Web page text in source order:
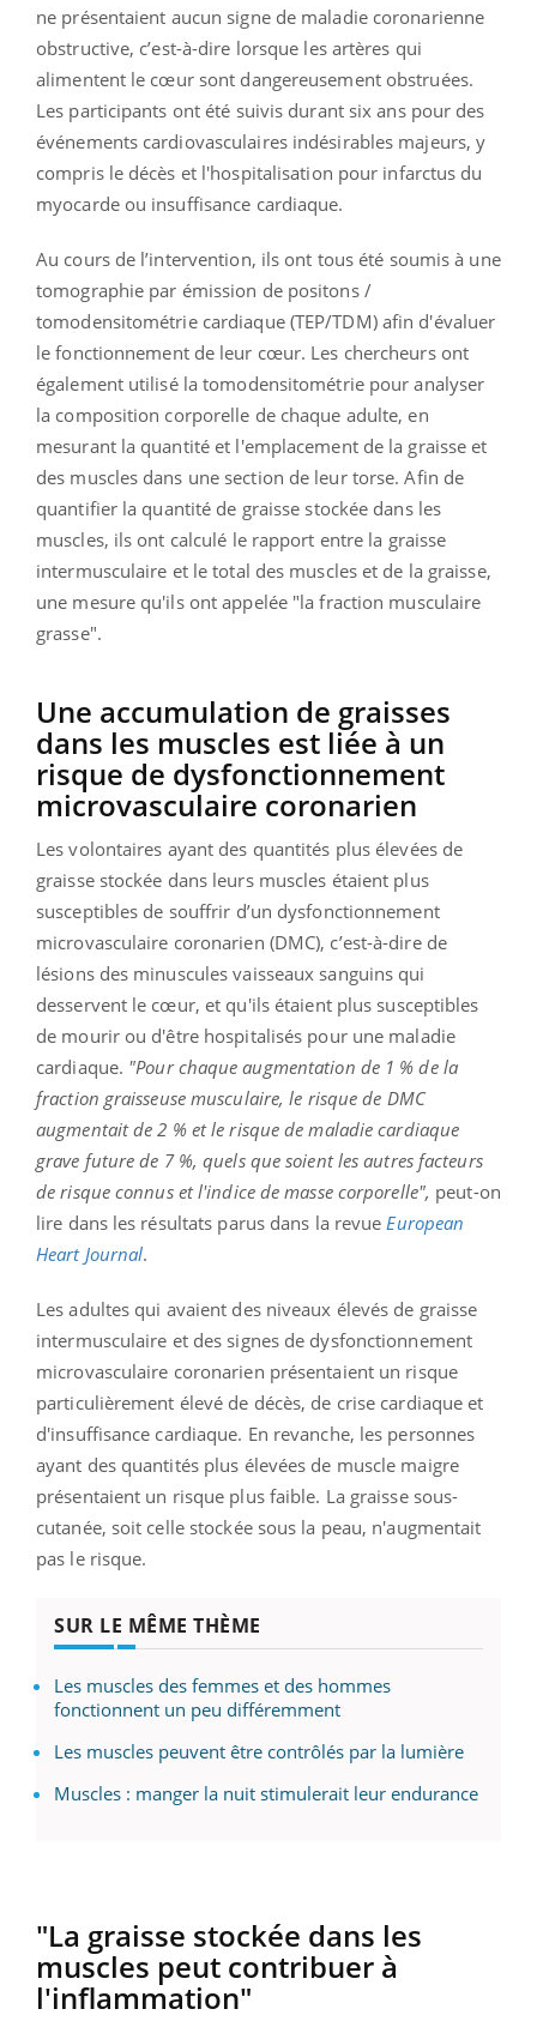
ne présentaient aucun signe de maladie coronarienne
obstructive, c’est-à-dire lorsque les artères qui
alimentent le cœur sont dangereusement obstruées.
Les participants ont été suivis durant six ans pour des
événements cardiovasculaires indésirables majeurs, y
compris le décès et l'hospitalisation pour infarctus du
myocarde ou insuffisance cardiaque.
Au cours de l’intervention, ils ont tous été soumis à une
tomographie par émission de positons /
tomodensitométrie cardiaque (TEP/TDM) afin d'évaluer
le fonctionnement de leur cœur. Les chercheurs ont
également utilisé la tomodensitométrie pour analyser
la composition corporelle de chaque adulte, en
mesurant la quantité et l'emplacement de la graisse et
des muscles dans une section de leur torse. Afin de
quantifier la quantité de graisse stockée dans les
muscles, ils ont calculé le rapport entre la graisse
intermusculaire et le total des muscles et de la graisse,
une mesure qu'ils ont appelée "la fraction musculaire
grasse".
Une accumulation de graisses
dans les muscles est liée à un
risque de dysfonctionnement
microvasculaire coronarien
Les volontaires ayant des quantités plus élevées de
graisse stockée dans leurs muscles étaient plus
susceptibles de souffrir d’un dysfonctionnement
microvasculaire coronarien (DMC), c’est-à-dire de
lésions des minuscules vaisseaux sanguins qui
desservent le cœur, et qu'ils étaient plus susceptibles
de mourir ou d'être hospitalisés pour une maladie
cardiaque. "Pour chaque augmentation de 1 % de la
fraction graisseuse musculaire, le risque de DMC
augmentait de 2 % et le risque de maladie cardiaque
grave future de 7 %, quels que soient les autres facteurs
de risque connus et l'indice de masse corporelle", peut-on
lire dans les résultats parus dans la revueEuropean
Heart Journal.
Les adultes qui avaient des niveaux élevés de graisse
intermusculaire et des signes de dysfonctionnement
microvasculaire coronarien présentaient un risque
particulièrement élevé de décès, de crise cardiaque et
d'insuffisance cardiaque. En revanche, les personnes
ayant des quantités plus élevées de muscle maigre
présentaient un risque plus faible. La graisse sous-
cutanée, soit celle stockée sous la peau, n'augmentait
pas le risque.
SUR LE MÊME THÈME
Les muscles des femmes et des hommes
fonctionnent un peu différemment
Les muscles peuvent être contrôlés par la lumière
Muscles : manger la nuit stimulerait leur endurance
"La graisse stockée dans les
muscles peut contribuer à
l'inflammation"